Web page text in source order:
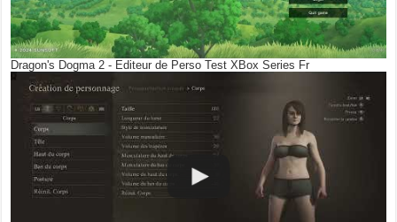
Dragon's Dogma 2 - Editeur de Perso Test XBox Series Fr